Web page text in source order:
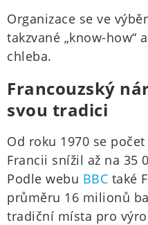
Organizace se ve
takzvané „know-how“
chleba.
Francouzský
svou tradici
Od roku 1970 se
Francii snížil až na 35
Podle webu BBC také
průměru 16 milionů
tradiční místa pro